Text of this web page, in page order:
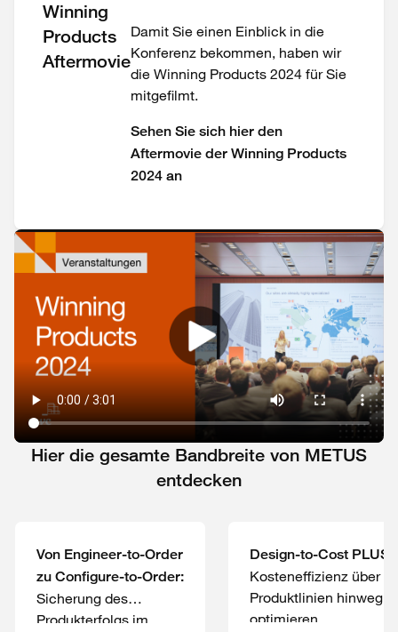
Winning
Products
Aftermovie
Damit Sie einen Einblick in die
Konferenz bekommen, haben wir
die Winning Products 2024 für Sie
mitgefilmt.
Sehen Sie sich hier den
Aftermovie der Winning Products
2024 an
Hier die gesamte Bandbreite von METUS
entdecken
Von Engineer-to-Order
zu Configure-to-Order:
Sicherung des
Produkterfolgs im
Design-to-Cost PLUS:
Kosteneffizienz über
Produktlinien hinweg
optimieren